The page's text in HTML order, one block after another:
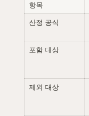
항목
산정 공식
포함 대상
제외 대상